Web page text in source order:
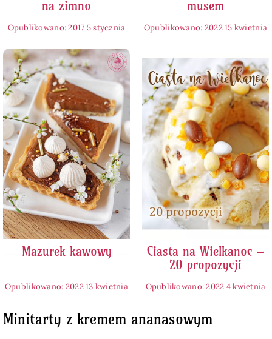
na zimno
Opublikowano: 2017 5 stycznia
musem
Opublikowano: 2022 15 kwietnia
Mazurek kawowy
Opublikowano: 2022 13 kwietnia
Ciasta na Wielkanoc –
20 propozycji
Opublikowano: 2022 4 kwietnia
Minitarty z kremem ananasowym